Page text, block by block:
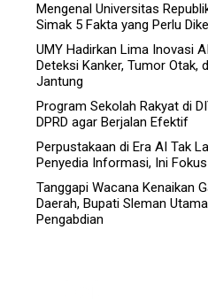
Mengenal Universitas
Simak 5 Fakta yang Perlu
UMY Hadirkan Lima Inovasi
Deteksi Kanker, Tumor Otak,
Jantung
Program Sekolah Rakyat di
DPRD agar Berjalan Efektif
Perpustakaan di Era AI Tak
Penyedia Informasi, Ini
Tanggapi Wacana Kenaikan
Daerah, Bupati Sleman
Pengabdian